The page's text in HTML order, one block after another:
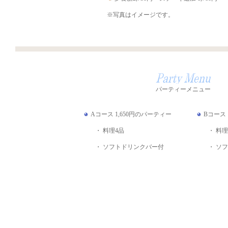
※写真はイメージです。
パーティーメニュー
Aコース 1,650円のパーティー
・ 料理4品
・ ソフトドリンクバー付
Bコース
・ 料理
・ ソフ